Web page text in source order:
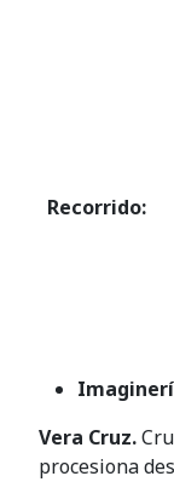
Recorrido:
Vera Cruz.
procesiona